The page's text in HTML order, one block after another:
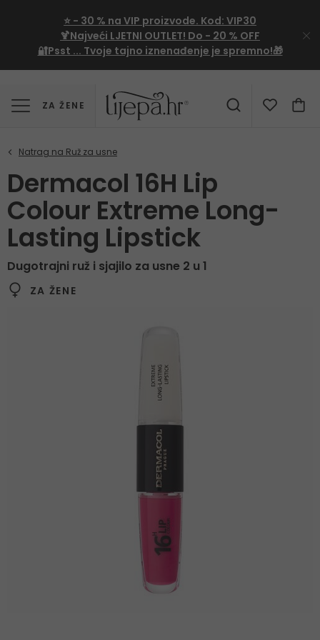
⭐ - 30 % na VIP proizvode. Kod: VIP30
🍹Najveći LJETNI OUTLET! Do - 20 % OFF
🔐Psst ... Tvoje tajno iznenađenje je spremno!🎁
ZA ŽENE
Dermacol 16H Lip
Colour Extreme Long-
Lasting Lipstick
Dugotrajni ruž i sjajilo za usne 2 u 1
ZA ŽENE